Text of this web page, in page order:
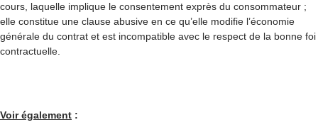
cours, laquelle implique le consentement exprès du consommateur ;
elle constitue une clause abusive en ce qu’elle modifie l’économie
générale du contrat et est incompatible avec le respect de la bonne foi
contractuelle.
Voir également :